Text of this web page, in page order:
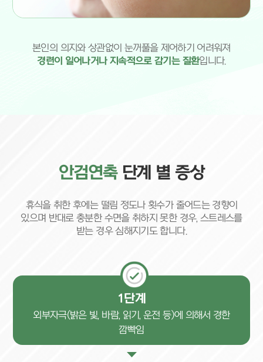
본인의 의지와 상관없이 눈꺼풀을 제어하기 어려워져
경련이 일어나거나 지속적으로 감기는 질환입니다.
안검연축단계 별 증상
휴식을 취한 후에는 떨림 정도나 횟수가 줄어드는 경향이
있으며 반대로 충분한 수면을 취하지 못한 경우, 스트레스를
받는 경우 심해지기도 합니다.
1단계
외부자극(밝은 빛, 바람, 읽기, 운전 등)에 의해서 경한
깜빡임